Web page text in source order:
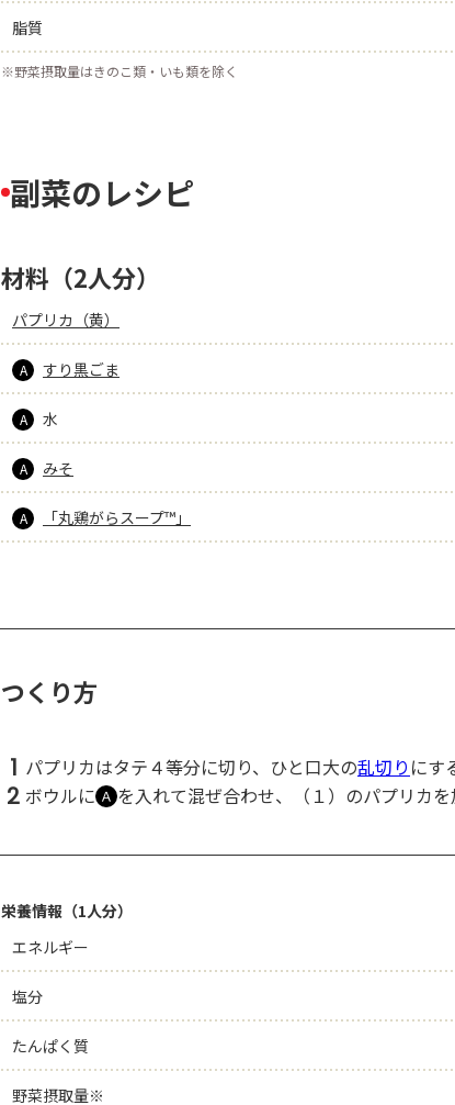
脂質
※野菜摂取量はきのこ類・いも類を除く
副菜のレシピ
材料（2人分）
パプリカ（黄）
A すり黒ごま
A 水
A みそ
A 「丸鶏がらスープ™」
つくり方
1 パプリカはタテ４等分に切り、ひと口大の乱切り にす
2 ボウルに Ａ を入れて混ぜ合わせ、（１）のパプリカを
栄養情報（1人分）
エネルギー
塩分
たんぱく質
野菜摂取量※